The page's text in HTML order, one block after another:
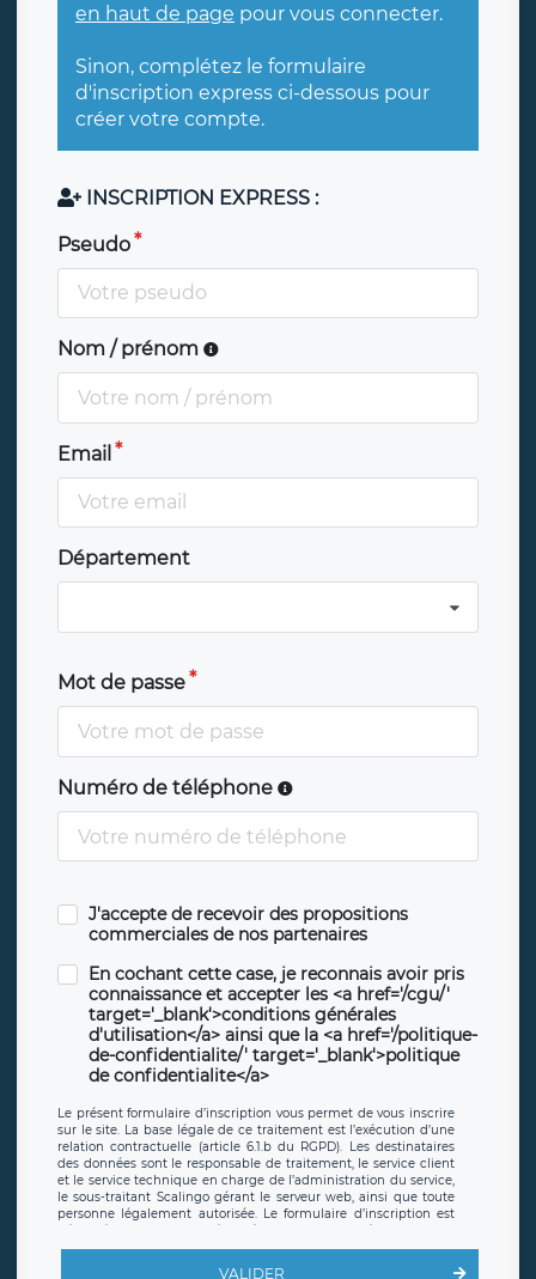
en haut de page pour vous connecter.
Sinon, complétez le formulaire
d'inscription express ci-dessous pour
créer votre compte.
INSCRIPTION EXPRESS :
Pseudo
Nom / prénom
Email
Département
Mot de passe
Numéro de téléphone
J'accepte de recevoir des propositions
commerciales de nos partenaires
En cochant cette case, je reconnais avoir pris
connaissance et accepter les <a href='/cgu/'
target='_blank'>conditions générales
d'utilisation</a> ainsi que la <a href='/politique-
de-confidentialite/' target='_blank'>politique
de confidentialite</a>
Le présent formulaire d’inscription vous permet de vous inscrire
sur le site. La base légale de ce traitement est l’exécution d’une
relation contractuelle (article 6.1.b du RGPD). Les destinataires
des données sont le responsable de traitement, le service client
et le service technique en charge de l’administration du service,
le sous-traitant Scalingo gérant le serveur web, ainsi que toute
personne légalement autorisée. Le formulaire d’inscription est
offrant desclauses de protection conformes au RGPD. Les
VALIDER